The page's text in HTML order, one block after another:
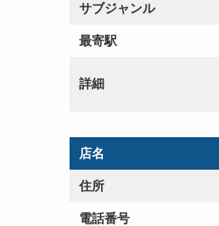
サブジャンル
最寄駅
詳細
店名
住所
電話番号